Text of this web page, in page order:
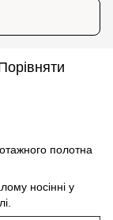
полотна
носінні у